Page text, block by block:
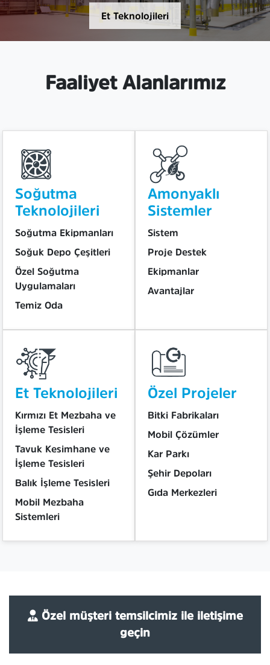
Et Teknolojileri
Faaliyet Alanlarımız
Soğutma
Teknolojileri
Soğutma Ekipmanları
Soğuk Depo Çeşitleri
Özel Soğutma
Uygulamaları
Temiz Oda
Amonyaklı
Sistemler
Sistem
Proje Destek
Ekipmanlar
Avantajlar
Et Teknolojileri
Kırmızı Et Mezbaha ve
İşleme Tesisleri
Tavuk Kesimhane ve
İşleme Tesisleri
Balık İşleme Tesisleri
Mobil Mezbaha
Sistemleri
Özel Projeler
Bitki Fabrikaları
Mobil Çözümler
Kar Parkı
Şehir Depoları
Gıda Merkezleri
Özel müşteri temsilcimiz ile iletişime
geçin